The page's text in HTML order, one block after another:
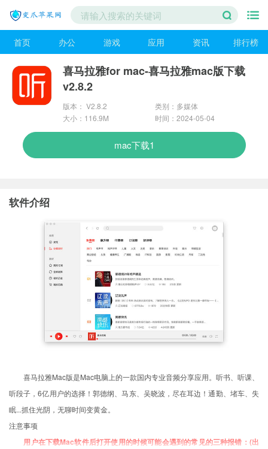
首页 办公 游戏 应用 资讯 排行榜
喜马拉雅for mac-喜马拉雅mac版下载
v2.8.2
版本： V2.8.2
类别：多媒体
大小：116.9M
时间：2024-05-04
mac下载1
软件介绍
喜马拉雅Mac版是Mac电脑上的一款国内专业音频分享应用。听书、听课、
听段子，6亿用户的选择！郭德纲、马东、吴晓波，尽在耳边！通勤、堵车、失
眠...抓住光阴，无聊时间变黄金。
注意事项
用户在下载Mac软件后打开使用的时候可能会遇到的常见的三种报错：(出